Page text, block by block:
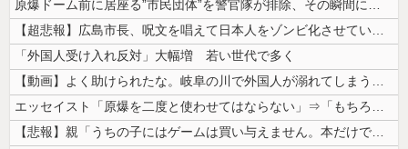
原爆ドーム前に居座る”市民団体”を警官隊が排除、その瞬間に周囲で見守っ...
【超悲報】広島市長、呪文を唱えて日本人をゾンビ化させていると非難されて...
「外国人受け入れ反対」大幅増 若い世代で多く
【動画】よく助けられたな。岐阜の川で外国人が溺れてしまう事故。
エッセイスト「原爆を二度と使わせてはならない」⇒「もちろん中国の核も非...
【悲報】親「うちの子にはゲームは買い与えません。本だけで十分」→結果ｗ...